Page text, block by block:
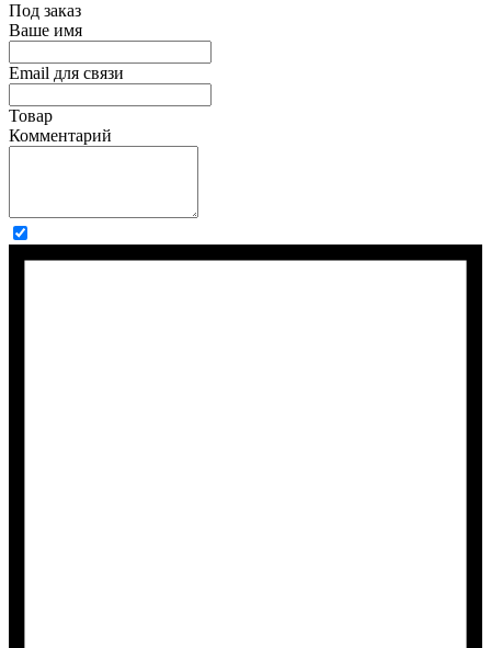
Под заказ
Ваше имя
Email для связи
Товар
Комментарий